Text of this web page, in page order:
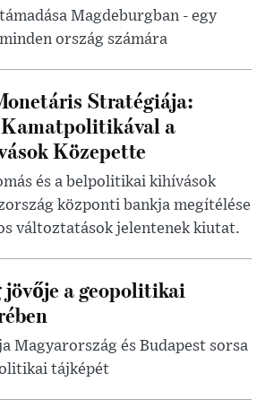
Magdeburgban - egy
ország számára
Stratégiája:
a
Közepette
és a belpolitikai kihívások
központi bankja megítélése
változtatások jelentenek kiutat.
jövője a geopolitikai
Magyarország és Budapest sorsa
tájképét